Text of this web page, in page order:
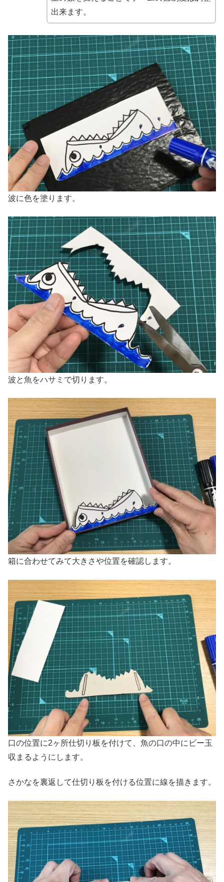
出来ます。
波に色を塗ります。
波と魚をハサミで切ります。
箱に合わせてみて大きさや位置を確認します。
口の位置に2ヶ所仕切り板を付けて、魚の口の中にビー玉
収まるようにします。
さかなを裏返して仕切り板を付ける位置に線を描きます。